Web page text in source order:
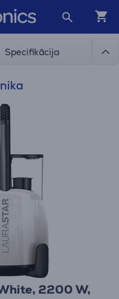
Specifikācija
2200 W,